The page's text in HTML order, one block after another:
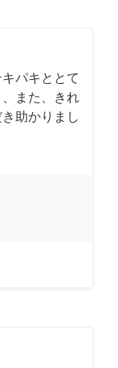
パキととて
また、きれ
助かりまし